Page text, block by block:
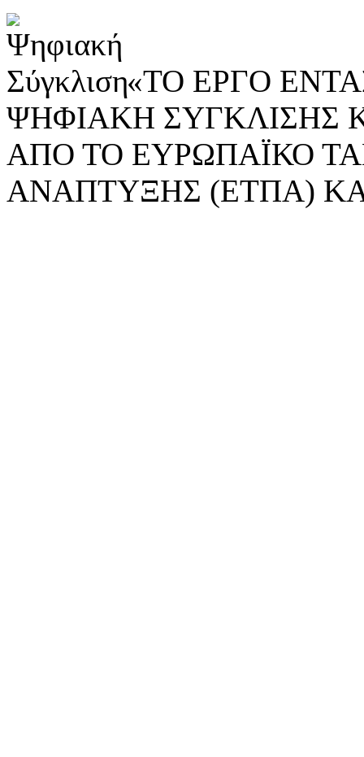
«ΤΟ ΕΡΓΟ
ΨΗΦΙΑΚΗ ΣΥΓΚΛΙΣΗΣ
ΑΠΟ ΤΟ ΕΥΡΩΠΑΪΚΟ
ΑΝΑΠΤΥΞΗΣ (ΕΤΠΑ)